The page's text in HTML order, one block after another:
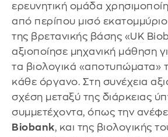
ερευνητική ομάδα
από περίπου μισό
της βρετανικής βάσης «UK
αξιοποίησε μηχανική μάθηση
τα βιολογικά «αποτυπώματα»
κάθε όργανο. Στη συνέχεια
σχέση μεταξύ της διάρκειας
συμμετέχοντα, όπως την
Biobank, και της βιολογικής